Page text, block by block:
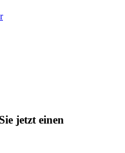
jetzt einen